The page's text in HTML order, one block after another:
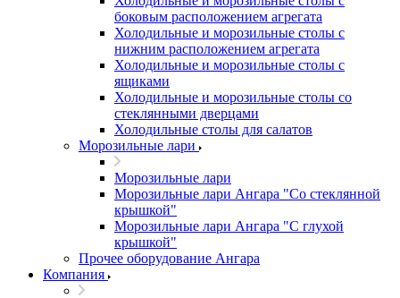
боковым расположением агрегата
Холодильные и морозильные столы с
нижним расположением агрегата
Холодильные и морозильные столы с
ящиками
Холодильные и морозильные столы со
стеклянными дверцами
Холодильные столы для салатов
Морозильные лари
Морозильные лари
Морозильные лари Ангара "Со стеклянной
крышкой"
Морозильные лари Ангара "С глухой
крышкой"
Прочее оборудование Ангара
Компания